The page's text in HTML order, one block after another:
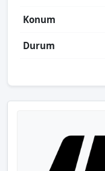
Konum
Durum